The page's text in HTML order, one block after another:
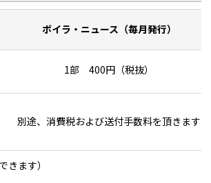
ボイラ・ニュース（毎月発行）
1部 400円（税抜）
別途、消費税および送付手数料を頂きます